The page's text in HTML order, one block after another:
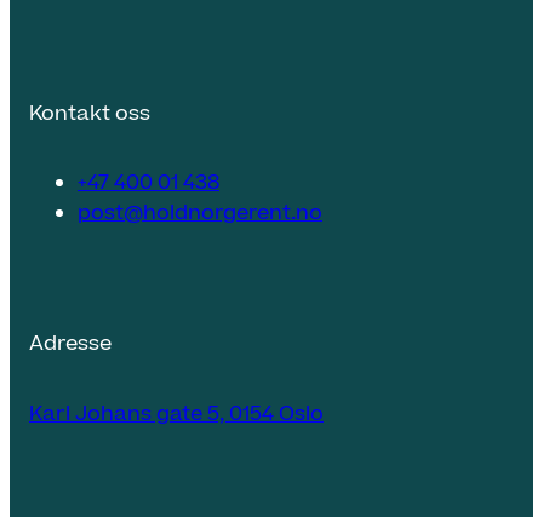
Kontakt oss
+47 400 01 438
post@holdnorgerent.no
Adresse
Karl Johans gate 5, 0154 Oslo